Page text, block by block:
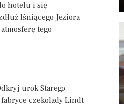
hotelu i się
lśniącego Jeziora
tego
urok Starego
fabryce czekolady Lindt